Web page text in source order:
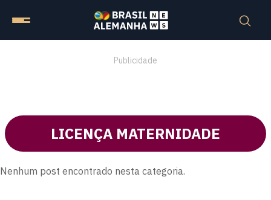
Publicidade
LICENÇA MATERNIDADE
Nenhum post encontrado nesta categoria.